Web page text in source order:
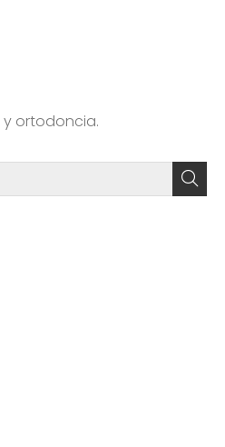
y ortodoncia.